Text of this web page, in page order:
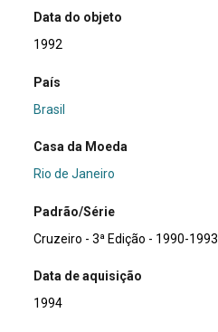
Data do objeto
1992
País
Brasil
Casa da Moeda
Rio de Janeiro
Padrão/Série
Cruzeiro - 3ª Edição - 1990-1993
Data de aquisição
1994